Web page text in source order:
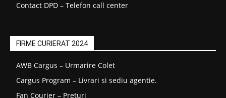
Contact DPD – Telefon call center
FIRME CURIERAT 2024
AWB Cargus – Urmarire Colet
Cargus Program – Livrari si sediu agentie.
Fan Courier – Prețuri